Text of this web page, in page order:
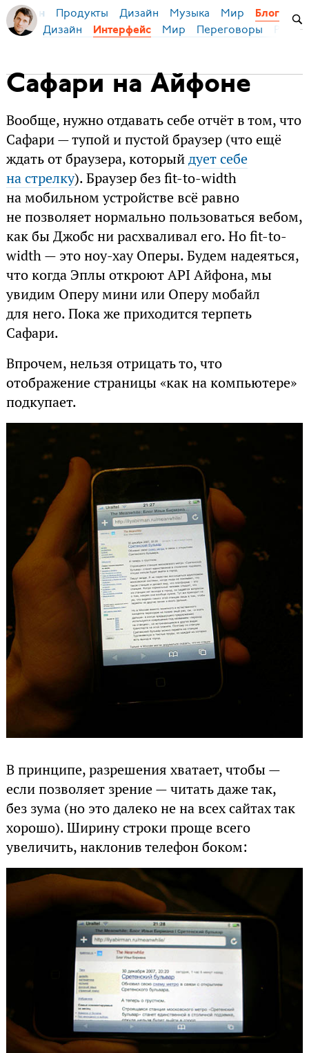
Бирман Продукты Дизайн Музыка Мир Блог
Дизайн Интерфейс Мир Переговоры
Сафари на Айфоне
Вообще, нужно отдавать себе отчёт в том, что
Сафари — тупой и пустой браузер (что ещё
ждать от браузера, которыйдует себе
на стрелку). Браузер без fit-to-width
на мобильном устройстве всё равно
не позволяет нормально пользоваться вебом,
как бы Джобс ни расхваливал его. Но fit-to-
width — это ноу-хау Оперы. Будем надеяться,
что когда Эплы откроют API Айфона, мы
увидим Оперу мини или Оперу мобайл
для него. Пока же приходится терпеть
Сафари.
Впрочем, нельзя отрицать то, что
отображение страницы «как на компьютере»
подкупает.
В принципе, разрешения хватает, чтобы —
если позволяет зрение — читать даже так,
без зума (но это далеко не на всех сайтах так
хорошо). Ширину строки проще всего
увеличить, наклонив телефон боком: